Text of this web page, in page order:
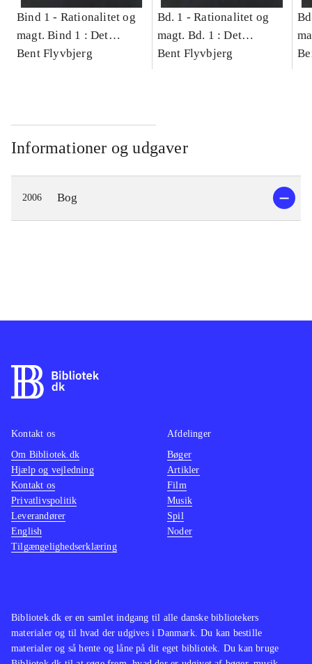
Bind 1 - Rationalitet og
magt. Bind 1 : Det
konkretes videnskab
Bent Flyvbjerg
Bd. 1 -Rationalitet og
magt. Bd. 1 : Det
konkretes videnskab
Bent Flyvbjerg
Informationer og udgaver
2006 Bog
Bibliotek.dk er en samlet indgang til alle danske bibliotekers
materialer og til hvad der udgives i Danmark. Du kan bestille
materialer og så hente og låne på dit eget bibliotek. Du kan bruge
Kontakt os
Om Bibliotek.dk
Hjælp og vejledning
Kontakt os
Privatlivspolitik
Leverandører
English
Tilgængelighedserklæring
Afdelinger
Bøger
Artikler
Film
Musik
Spil
Noder